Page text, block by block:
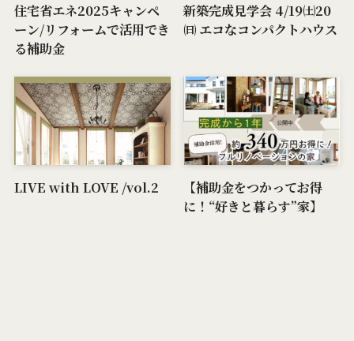
住宅省エネ2025キャンペ
ーン/リフォームで活用でき
る補助金
新築完成見学会 4/19㈯20
㈰ エコなコンパクトハウス
LIVE with LOVE /vol.2
【補助金をつかってお得
に！“好きと暮らす”家】